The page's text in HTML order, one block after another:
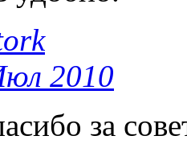
2010
за